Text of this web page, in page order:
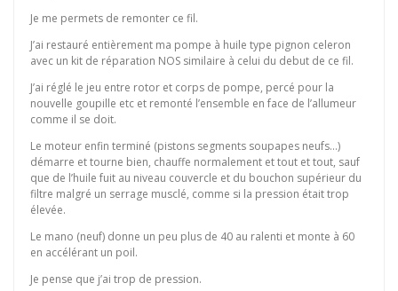
Je me permets de remonter ce fil.
J’ai restauré entièrement ma pompe à huile type pignon celeron
avec un kit de réparation NOS similaire à celui du debut de ce fil.
J’ai réglé le jeu entre rotor et corps de pompe, percé pour la
nouvelle goupille etc et remonté l’ensemble en face de l’allumeur
comme il se doit.
Le moteur enfin terminé (pistons segments soupapes neufs…)
démarre et tourne bien, chauffe normalement et tout et tout, sauf
que de l’huile fuit au niveau couvercle et du bouchon supérieur du
filtre malgré un serrage musclé, comme si la pression était trop
élevée.
Le mano (neuf) donne un peu plus de 40 au ralenti et monte à 60
en accélérant un poil.
Je pense que j’ai trop de pression.